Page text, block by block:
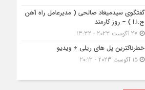
گفتگوی سیدمیعاد صالحی ( مدیرعامل راه آهن
ج.ا.ا ) – روز کارمند
خطرناکترین پل های ریلی + ویدیو
15 آگوست 2023 - 20:13